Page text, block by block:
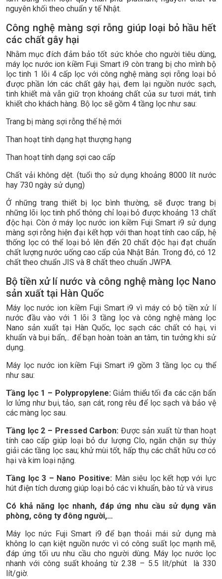
nguyên khối theo chuẩn y tế Nhật.
Công nghệ màng sợi rỗng giúp loại bỏ hầu hết
các chất gây hại
Nhằm mục đích đảm bảo tốt sức khỏe cho người tiêu dùng,
máy lọc nước ion kiềm Fuji Smart i9 còn trang bị cho mình bộ
lọc tinh 1 lõi 4 cấp lọc với công nghệ màng sợi rỗng loại bỏ
được phần lớn các chất gây hại, đem lại nguồn nước sạch,
tinh khiết mà vẫn giữ trọn khoáng chất của sư tươi mát, tinh
khiết cho khách hàng. Bộ lọc sẽ gồm 4 tầng lọc như sau:
Trang bị màng sợi rỗng thế hệ mới
Than hoạt tính dạng hạt thượng hạng
Than hoạt tính dạng sợi cao cấp
Chất vải không dệt. (tuổi thọ sử dụng khoảng 8000 lít nước
hay 730 ngày sử dụng)
Ở những trang thiết bị lọc bình thường, sẽ được trang bị
những lõi lọc tinh phổ thông chỉ loại bỏ được khoảng 13 chất
độc hại. Còn ở máy lọc nước ion kiềm Fuji Smart i9 sử dụng
màng sợi rỗng hiện đại kết hợp với than hoạt tính cao cấp, hệ
thống lọc có thể loại bỏ lên đến 20 chất độc hại đạt chuẩn
chất lượng nước uống cao cấp của Nhật Bản. Trong đó, có 12
chất theo chuẩn JIS và 8 chất theo chuẩn JWPA.
Bộ tiền xử lí nước và công nghệ màng lọc Nano
sản xuất tại Hàn Quốc
Máy lọc nước ion kiềm Fuji Smart i9 vì máy có bộ tiền xử lí
nước đầu vào với 1 lõi 3 tầng lọc và công nghệ màng lọc
Nano sản xuất tại Hàn Quốc, lọc sạch các chất có hại, vi
khuẩn và bụi bẩn,.. để bạn hoàn toàn an tâm, tin tưởng khi sử
dụng.
Máy lọc nước ion kiềm Fuji Smart i9 gồm 3 tầng lọc cụ thể
như sau:
Tầng lọc 1 – Polypropylene:Giảm thiểu tối đa các cặn bẩn
lơ lửng như bụi, tảo, sạn cát, rong rêu để lọc sạch và bảo vệ
các màng lọc sau.
Tầng lọc 2 – Pressed Carbon: Được sản xuất từ than hoạt
tính cao cấp giúp loại bỏ dư lượng Clo, ngăn chặn sự thủy
giải các tầng lọc sau; khử mùi tốt, hấp thụ các chất hữu cơ có
hại và kim loại nặng.
Tầng lọc 3 – Nano Positive:Màn siêu lọc kết hợp với lực
hút điện tích dương giúp loại bỏ các vi khuẩn, bào tử và virus
Có khả năng lọc nhanh, đáp ứng nhu cầu sử dụng văn
phòng, công ty đông người,…
Máy lọc nức Fuji Smart i9 để bạn thoải mái sử dụng mà
không lo cạn kiệt nguồn nước vì có công suất lọc mạnh mẽ,
đáp ứng tối ưu nhu cầu cho người dùng. Máy lọc nước lọc
nhanh với công suất khoảng từ 2.38 – 5.5 lít/phút là 330
lít/giờ.